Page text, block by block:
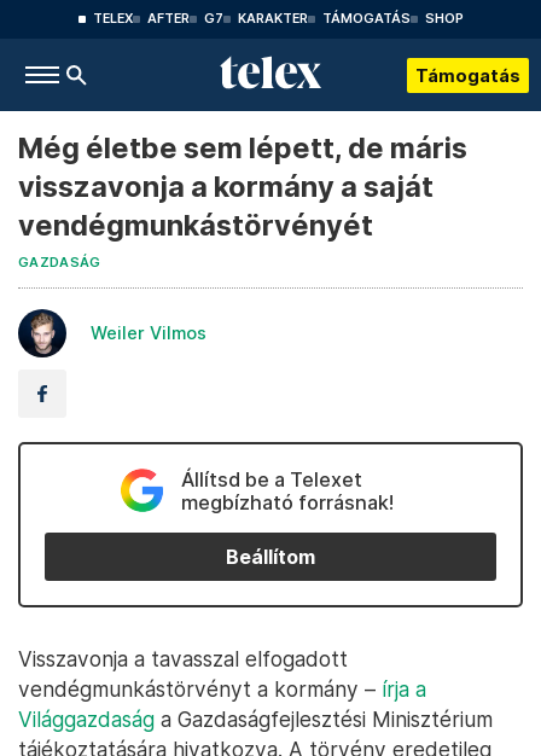
TELEX AFTER G7 KARAKTER TÁMOGATÁS SHOP
Támogatás
Még életbe sem lépett, de máris
visszavonja a kormány a saját
vendégmunkástörvényét
GAZDASÁG
Weiler Vilmos
Állítsd be a Telexet
megbízható forrásnak!
Beállítom
Visszavonja a tavasszal elfogadott
vendégmunkástörvényt a kormány – írja a
Világgazdaság a Gazdaságfejlesztési Minisztérium
tájékoztatására hivatkozva. A törvény eredetileg